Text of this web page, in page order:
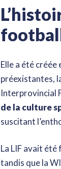
Elle a été
préexistantes,
Interprovincial
de la culture
suscitant
La LIF avait été
tandis que la